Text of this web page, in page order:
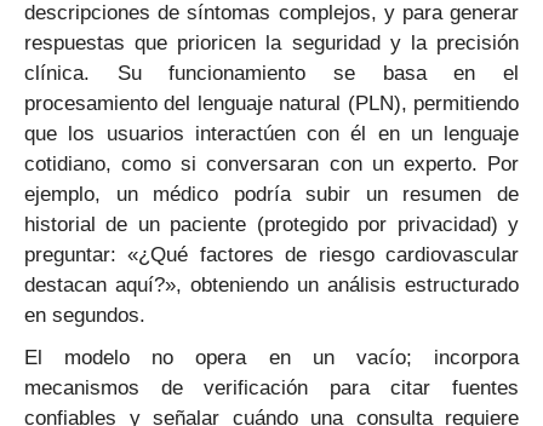
descripciones de síntomas complejos, y para generar
respuestas que prioricen la seguridad y la precisión
clínica. Su funcionamiento se basa en el
procesamiento del lenguaje natural (PLN), permitiendo
que los usuarios interactúen con él en un lenguaje
cotidiano, como si conversaran con un experto. Por
ejemplo, un médico podría subir un resumen de
historial de un paciente (protegido por privacidad) y
preguntar: «¿Qué factores de riesgo cardiovascular
destacan aquí?», obteniendo un análisis estructurado
en segundos.
El modelo no opera en un vacío; incorpora
mecanismos de verificación para citar fuentes
confiables y señalar cuándo una consulta requiere